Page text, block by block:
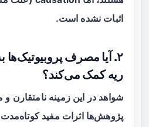
اثبات نشده است.
۲. آیا مصرف پروبیوتیک‌ها
ریه کمک می‌کند؟
شواهد در این زمینه
پژوهش‌ها اثرات مفید کوتاه‌مدت